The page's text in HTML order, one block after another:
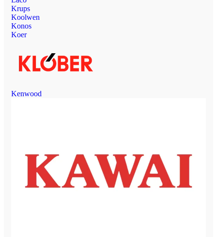
Krups
Koolwen
Konos
Koer
Kenwood